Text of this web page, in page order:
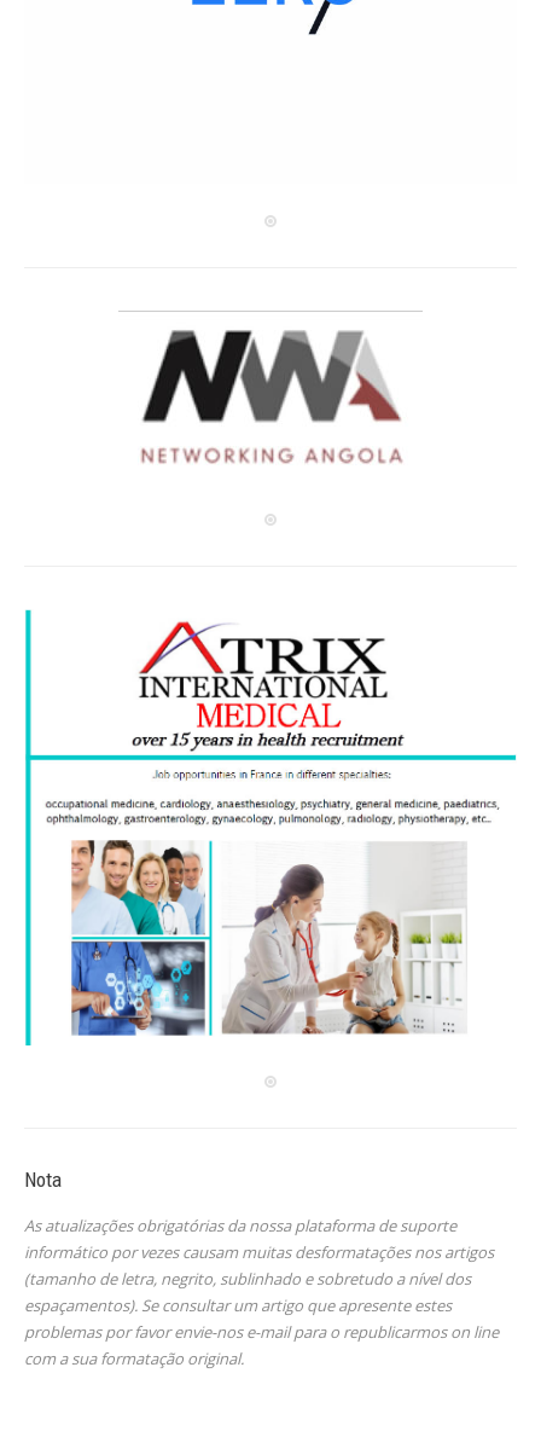
Nota
As atualizações obrigatórias da nossa plataforma de suporte
informático por vezes causam muitas desformatações nos artigos
(tamanho de letra, negrito, sublinhado e sobretudo a nível dos
espaçamentos). Se consultar um artigo que apresente estes
problemas por favor envie-nos e-mail para o republicarmos on line
com a sua formatação original.